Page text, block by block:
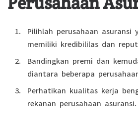
Pilihlah perusahaan asuransi
memiliki kredibililas dan
Bandingkan premi dan
diantara beberapa
Perhatikan kualitas kerja
rekanan perusahaan asuransi.